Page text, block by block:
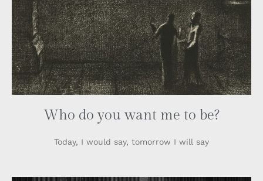
Who do you want me to be?
Today, I would say, tomorrow I will say